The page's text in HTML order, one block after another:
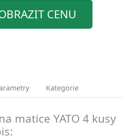
CENU
Kategorie
matice YATO 4 kusy